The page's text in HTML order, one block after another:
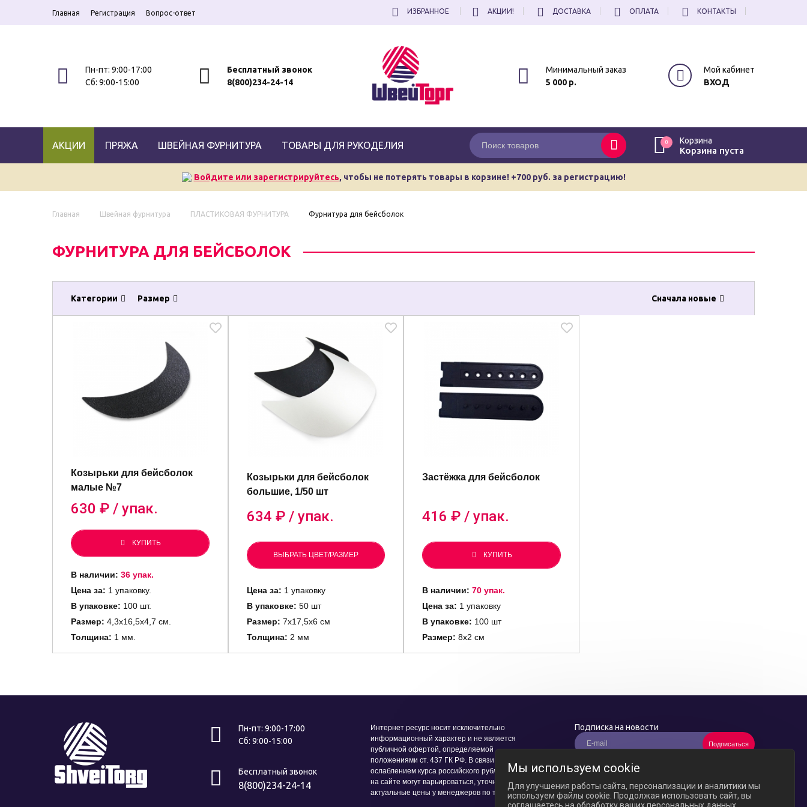
Главная Регистрация Вопрос-ответ ИЗБРАННОЕ АКЦИИ! ДОСТАВКА ОПЛАТА КОНТАКТЫ
Пн-пт: 9:00-17:00
Сб: 9:00-15:00
Бесплатный звонок
8(800)234-24-14
Минимальный заказ
5 000 р.
Мой кабинет
ВХОД
АКЦИИ ПРЯЖА ШВЕЙНАЯ ФУРНИТУРА ТОВАРЫ ДЛЯ РУКОДЕЛИЯ 0 Корзина
Корзина пуста
Войдите или зарегистрируйтесь, чтобы не потерять товары в корзине! +700 руб. за регистрацию!
Главная Швейная фурнитура ПЛАСТИКОВАЯ ФУРНИТУРА Фурнитура для бейсболок
ФУРНИТУРА ДЛЯ БЕЙСБОЛОК
Категории Размер Сначала новые
Козырьки для бейсболок
малые №7
630 ₽ / упак.
КУПИТЬ
В наличии: 36 упак.
Цена за: 1 упаковку.
В упаковке: 100 шт.
Размер: 4,3х16,5х4,7 см.
Толщина: 1 мм.
Козырьки для бейсболок
большие, 1/50 шт
634 ₽ / упак.
ВЫБРАТЬ ЦВЕТ/РАЗМЕР
Цена за: 1 упаковку
В упаковке: 50 шт
Размер: 7х17,5х6 см
Толщина: 2 мм
Застёжка для бейсболок
416 ₽ / упак.
КУПИТЬ
В наличии: 70 упак.
Цена за: 1 упаковку
В упаковке: 100 шт
Размер: 8х2 см
Пн-пт: 9:00-17:00
Сб: 9:00-15:00
Бесплатный звонок
8(800)234-24-14
Интернет ресурс носит исключительно
информационный характер и не является
публичной офертой, определяемой
положениями ст. 437 ГК РФ. В связи с
ослаблением курса российского рубля цены
на сайте могут варьироваться, уточняйте
актуальные цены у менеджеров по телефону.
Подписка на новости
Подписаться
сусловиями обработки персональных данных
принимаете нашуполитику конфиденциальности
Мы используем cookie
Для улучшения работы сайта, персонализации и аналитики мы
используем файлы cookie. Продолжая использовать сайт, вы